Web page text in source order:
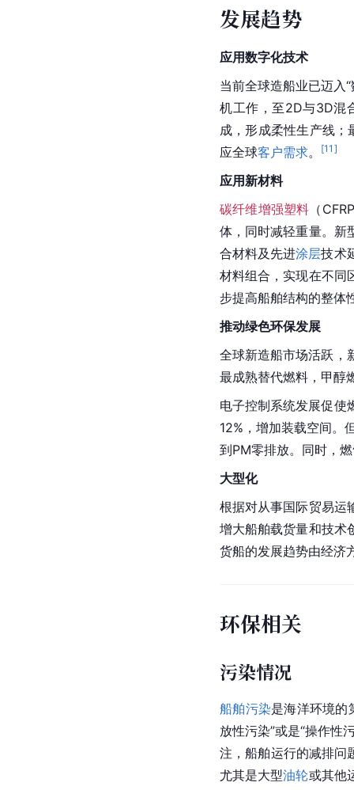
发展趋势
应用数字化技术
当前全球造船业已迈入
机工作，至2D与3D混
成，形成柔性生产线
应全球客户需求。 [11 ]
应用新材料
碳纤维增强塑料 （
体，同时减轻重量。新
合材料及先进涂层技术
材料组合，实现在不同
步提高船舶结构的整体
推动绿色环保发展
全球新造船市场活跃，
最成熟替代燃料，甲醇
电子控制系统发展促使
12%，增加装载空间。
到PM零排放。同时，
大型化
根据对从事国际贸易运
增大船舶载货量和技术
货船的发展趋势由经济
环保相关
污染情况
船舶污染是海洋环境的
放性污染”或是“操作性
注，船舶运行的减排问
尤其是大型油轮或其他